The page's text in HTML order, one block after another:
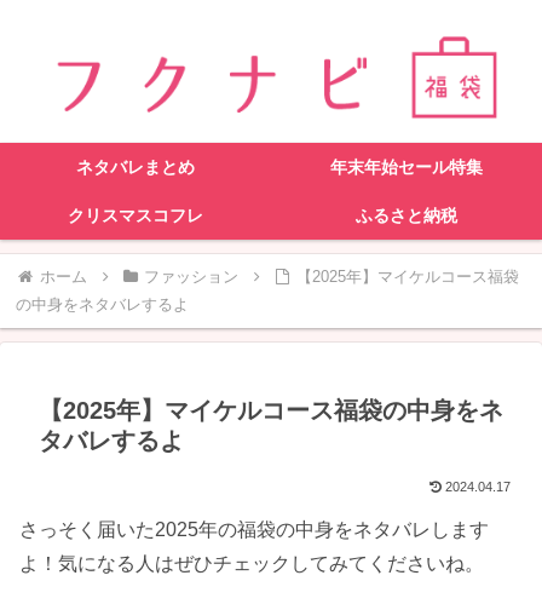
ネタバレまとめ 年末年始セール特集
クリスマスコフレ ふるさと納税
ホーム ファッション
【2025年】マイケルコース福袋
の中身をネタバレするよ
【2025年】マイケルコース福袋の中身をネ
タバレするよ
2024.04.17
さっそく届いた2025年の福袋の中身をネタバレします
よ！気になる人はぜひチェックしてみてくださいね。